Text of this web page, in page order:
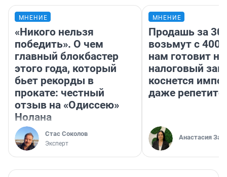
МНЕНИЕ
«Никого нельзя
победить». О чем
главный блокбастер
этого года, который
бьет рекорды в
прокате: честный
отзыв на «Одиссею»
Нолана
Стас Соколов
Эксперт
МНЕНИЕ
Продашь за
возьмут с
нам готовит
налоговый
коснется
даже
Анастасия